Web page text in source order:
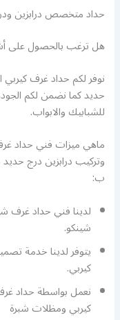
حداد متخصص درابزين
هل ترغب بالحصول على
نوفر لكم حداد غرف
حديد كما نضمن لكم
للشبابيك والابواب.
ماهي ميزات فني حداد
وتركيب درابزين درج
ب:
لدينا فني حداد
شينكو.
يتوفر لدينا خدمة
كيربي.
نعمل بواسطة حداد
كيربي ومظلات شبرة